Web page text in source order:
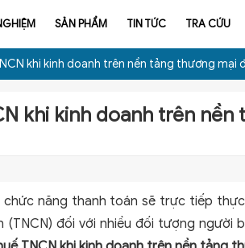
SẢN PHẨM TIN TỨC TRA CỨU
khi kinh doanh trên nền tảng thương mại
khi kinh doanh trên nền
chức năng thanh toán sẽ trực tiếp
(TNCN) đối với nhiều đối tượng người